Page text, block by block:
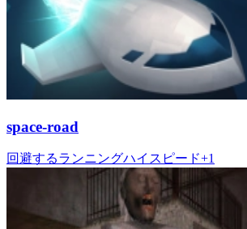
space-road
回避するランニングハイスピード+1